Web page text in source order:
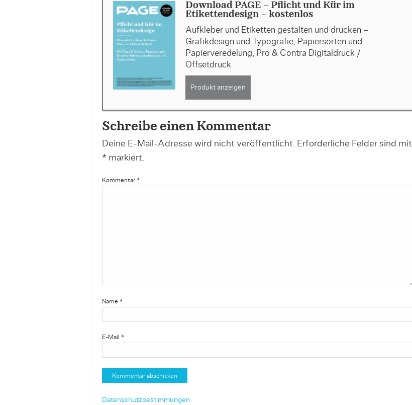
Download PAGE - Pflicht und Kür im
Etikettendesign - kostenlos
Aufkleber und Etiketten gestalten und drucken –
Grafikdesign und Typografie, Papiersorten und
Papierveredelung, Pro & Contra Digitaldruck /
Offsetdruck
Produkt anzeigen
Schreibe einen Kommentar
Deine E-Mail-Adresse wird nicht veröffentlicht.
Erforderliche Felder sind mit
*markiert.
Kommentar *
Name *
E-Mail *
Datenschutzbestimmungen